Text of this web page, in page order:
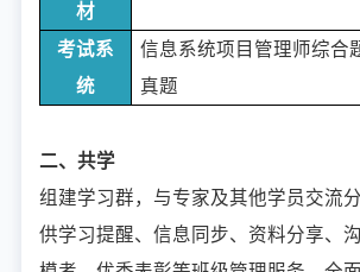
材
考试系
统
信息系统项目管理师综合
真题
二、共学
组建学习群，与专家及其他学员交流
供学习提醒、信息同步、资料分享、